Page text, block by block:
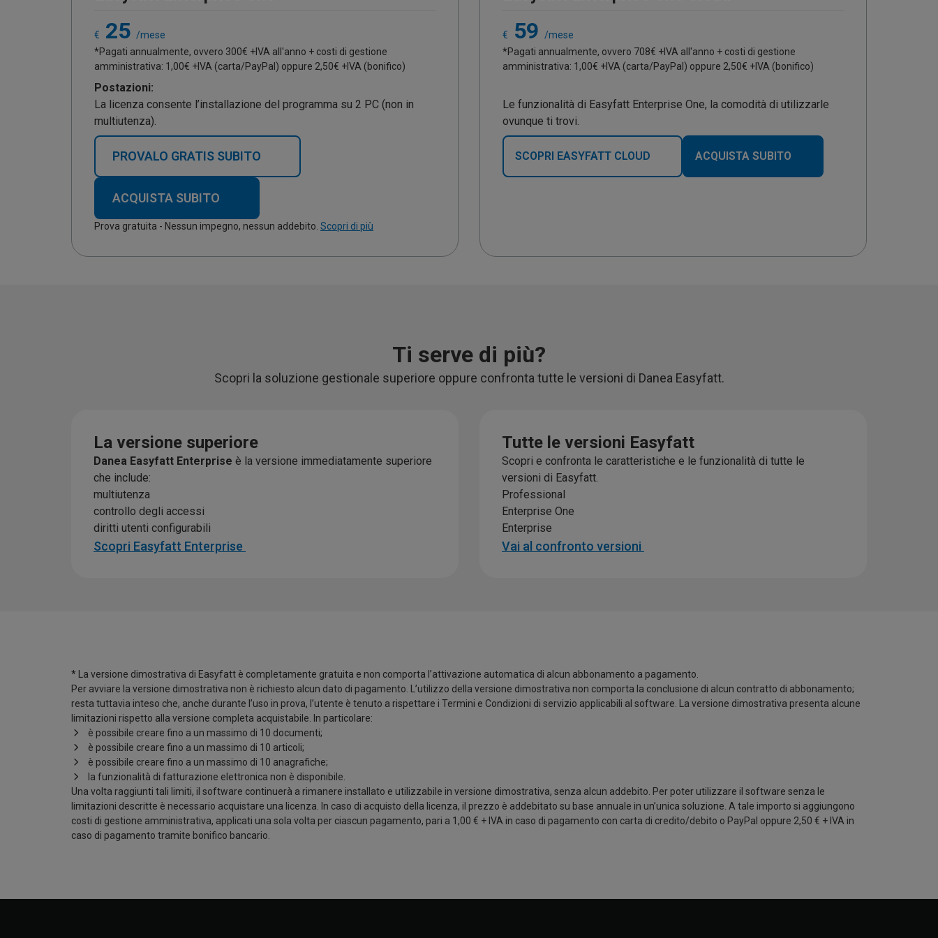
€ 25 /mese
*Pagati annualmente, ovvero 300€ +IVA all'anno + costi di gestione
amministrativa: 1,00€ +IVA (carta/PayPal) oppure 2,50€ +IVA (bonifico)
Postazioni:
La licenza consente l’installazione del programma su 2 PC (non in
multiutenza).
PROVALO GRATIS SUBITO
ACQUISTA SUBITO
Prova gratuita - Nessun impegno, nessun addebito. Scopri di più
€ 59
/mese
*Pagati annualmente, ovvero 708€ +IVA all'anno + costi di gestione
amministrativa: 1,00€ +IVA (carta/PayPal) oppure 2,50€ +IVA (bonifico)
Le funzionalità di Easyfatt Enterprise One, la comodità di utilizzarle
ovunque ti trovi.
SCOPRI EASYFATT CLOUD ACQUISTA SUBITO
Ti serve di più?
Scopri la soluzione gestionale superiore oppure confronta tutte le versioni di Danea Easyfatt.
La versione superiore
Danea Easyfatt Enterprise è la versione immediatamente superiore
che include:
multiutenza
controllo degli accessi
diritti utenti configurabili
Scopri Easyfatt Enterprise
Tutte le versioni Easyfatt
Scopri e confronta le caratteristiche e le funzionalità di tutte le
versioni di Easyfatt.
Professional
Enterprise One
Enterprise
Vai al confronto versioni
* La versione dimostrativa di Easyfatt è completamente gratuita e non comporta l’attivazione automatica di alcun abbonamento a pagamento.
Per avviare la versione dimostrativa non è richiesto alcun dato di pagamento. L’utilizzo della versione dimostrativa non comporta la conclusione di alcun contratto di abbonamento;
resta tuttavia inteso che, anche durante l’uso in prova, l’utente è tenuto a rispettare i Termini e Condizioni di servizio applicabili al software. La versione dimostrativa presenta alcune
limitazioni rispetto alla versione completa acquistabile. In particolare:
è possibile creare fino a un massimo di 10 documenti;
è possibile creare fino a un massimo di 10 articoli;
è possibile creare fino a un massimo di 10 anagrafiche;
la funzionalità di fatturazione elettronica non è disponibile.
Una volta raggiunti tali limiti, il software continuerà a rimanere installato e utilizzabile in versione dimostrativa, senza alcun addebito. Per poter utilizzare il software senza le
limitazioni descritte è necessario acquistare una licenza. In caso di acquisto della licenza, il prezzo è addebitato su base annuale in un’unica soluzione. A tale importo si aggiungono
costi di gestione amministrativa, applicati una sola volta per ciascun pagamento, pari a 1,00 € + IVA in caso di pagamento con carta di credito/debito o PayPal oppure 2,50 € + IVA in
caso di pagamento tramite bonifico bancario.